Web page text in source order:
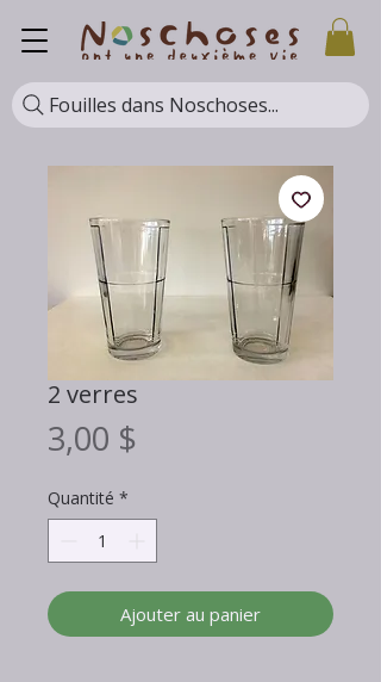
Fouilles dans Noschoses...
2 verres
3,00 $
Quantité *
Ajouter au panier